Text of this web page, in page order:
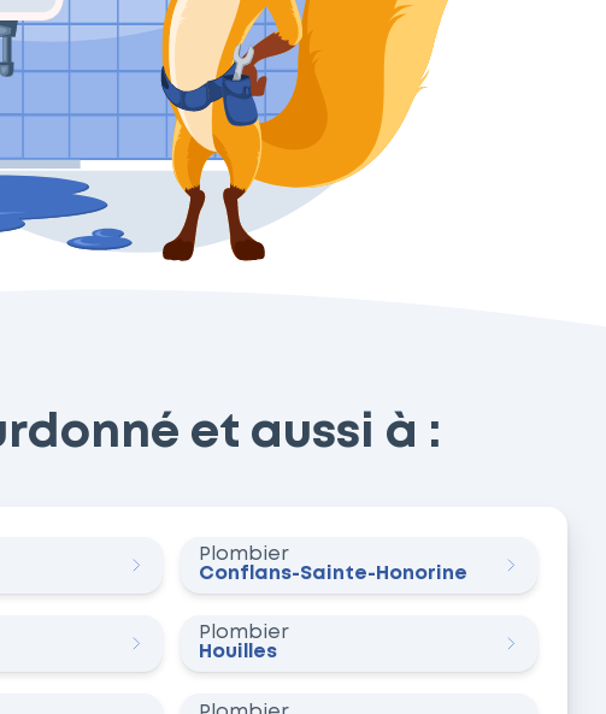
et aussi à :
Plombier
Conflans-Sainte-Honorine
Plombier
Houilles